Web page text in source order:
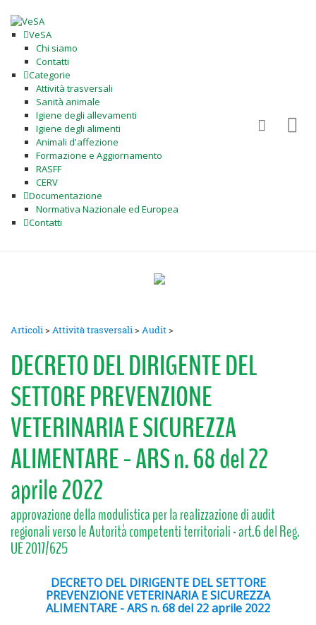
VeSA
Chi siamo
Contatti
Categorie
Attività trasversali
Sanità animale
Igiene degli allevamenti
Igiene degli alimenti
Animali d'affezione
Formazione e Aggiornamento
RASFF
CERV
Documentazione
Normativa Nazionale ed Europea
Contatti
Articoli>Attività trasversali>Audit>
DECRETO DEL DIRIGENTE DEL
SETTORE PREVENZIONE
VETERINARIA E SICUREZZA
ALIMENTARE - ARS n. 68 del 22
aprile 2022
approvazione della modulistica per la realizzazione di audit
regionali verso le Autorità competenti territoriali - art.6 del Reg.
UE 2017/625
DECRETO DEL DIRIGENTE DEL SETTORE
PREVENZIONE VETERINARIA E SICUREZZA
ALIMENTARE - ARS n. 68 del 22 aprile 2022